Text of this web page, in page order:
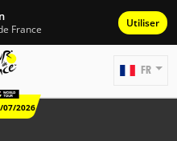
France Utiliser
07/2026
FR